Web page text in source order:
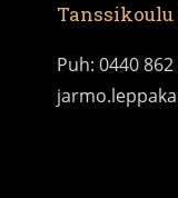
Puh: 0440